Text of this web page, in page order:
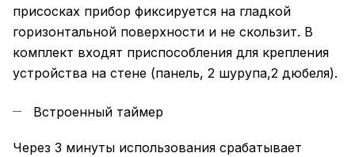
присосках прибор фиксируется на гладкой
горизонтальной поверхности и не скользит. В
комплект входят приспособления для крепления
устройства на стене (панель, 2 шурупа,2 дюбеля).
Встроенный таймер
Через 3 минуты использования срабатывает